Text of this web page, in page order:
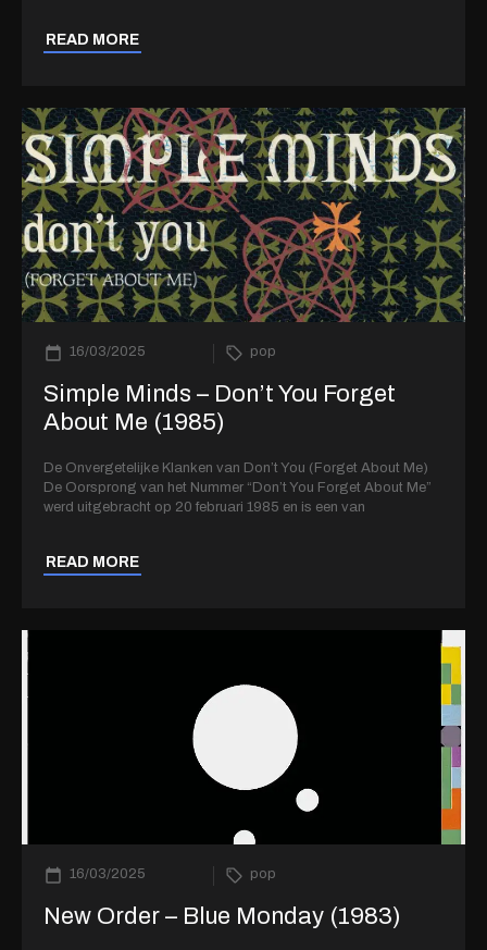
READ MORE
16/03/2025 pop
Simple Minds – Don’t You Forget
About Me (1985)
De Onvergetelijke Klanken van Don’t You (Forget About Me)
De Oorsprong van het Nummer “Don’t You Forget About Me”
werd uitgebracht op 20 februari 1985 en is een van
READ MORE
16/03/2025 pop
New Order – Blue Monday (1983)